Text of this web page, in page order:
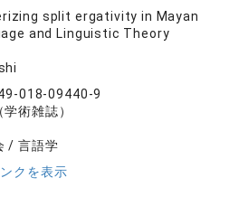
split ergativity in Mayan
and Linguistic Theory
018-09440-9
術雑誌）
/ 言語学
クを表示